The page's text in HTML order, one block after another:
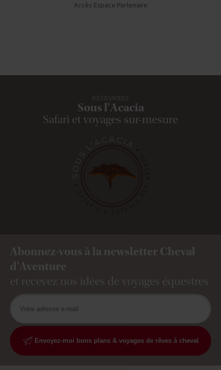
Accès Espace Partenaire
Sous l'Acacia
Safari et voyages sur-mesure
Abonnez-vous à la newsletter Cheval
d'Aventure
et recevez nos idées de voyages équestres
Envoyez-moi bons plans & voyages de rêves à cheval